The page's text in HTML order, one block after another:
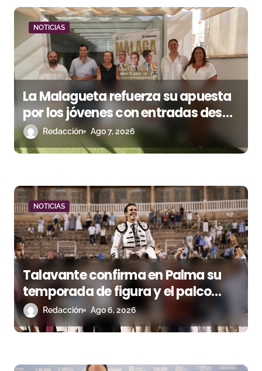
n
d
e
e
n
t
r
d
a
s
NOTICIAS
La Malagueta refuerza su apuesta
por los jóvenes con entradas desde
un euro
Redacción Ago 7, 2026
NOTICIAS
Talavante confirma en Palma su
temporada de figura y el palco
niega el premio a Roca Rey
Redacción Ago 6, 2026